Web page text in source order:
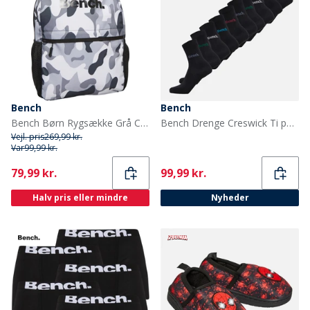
Bench
Bench Børn Rygsække Grå Camouflage
Vejl. pris269,99 kr.
Var99,99 kr.
Current
79,99 kr.
Halv pris eller mindre
Bench
Bench Drenge Creswick Ti par Selskabstøjssokker Sort
Current
99,99 kr.
Nyheder